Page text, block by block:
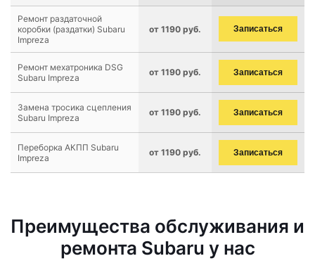
Ремонт раздаточной
коробки (раздатки) Subaru
Impreza
от 1190 руб. Записаться
Ремонт мехатроника DSG
Subaru Impreza
от 1190 руб. Записаться
Замена тросика сцепления
Subaru Impreza
от 1190 руб. Записаться
Переборка АКПП Subaru
Impreza
от 1190 руб. Записаться
Преимущества обслуживания и
ремонта Subaru у нас